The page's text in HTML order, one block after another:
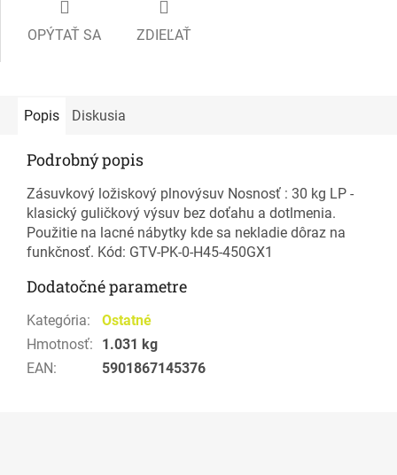
OPÝTAŤ SA ZDIEĽAŤ
Popis Diskusia
Podrobný popis
Zásuvkový ložiskový plnovýsuv Nosnosť : 30 kg LP -
klasický guličkový výsuv bez doťahu a dotlmenia.
Použitie na lacné nábytky kde sa nekladie dôraz na
funkčnosť. Kód: GTV-PK-0-H45-450GX1
Dodatočné parametre
Kategória:
Ostatné
Hmotnosť:
1.031 kg
EAN: 5901867145376